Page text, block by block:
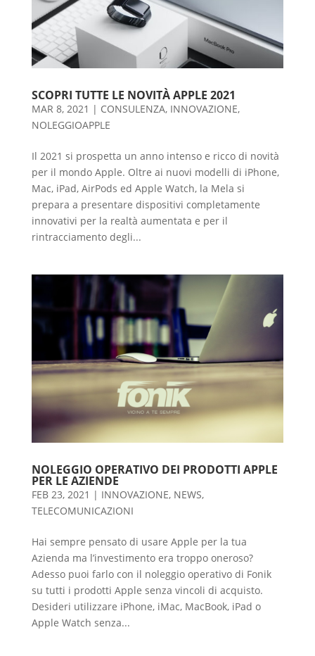
SCOPRI TUTTE LE NOVITÀ APPLE 2021
MAR 8, 2021 | CONSULENZA, INNOVAZIONE,
NOLEGGIOAPPLE
Il 2021 si prospetta un anno intenso e ricco di novità
per il mondo Apple. Oltre ai nuovi modelli di iPhone,
Mac, iPad, AirPods ed Apple Watch, la Mela si
prepara a presentare dispositivi completamente
innovativi per la realtà aumentata e per il
rintracciamento degli...
NOLEGGIO OPERATIVO DEI PRODOTTI APPLE
PER LE AZIENDE
FEB 23, 2021 | INNOVAZIONE, NEWS,
TELECOMUNICAZIONI
Hai sempre pensato di usare Apple per la tua
Azienda ma l’investimento era troppo oneroso?
Adesso puoi farlo con il noleggio operativo di Fonik
su tutti i prodotti Apple senza vincoli di acquisto.
Desideri utilizzare iPhone, iMac, MacBook, iPad o
Apple Watch senza...